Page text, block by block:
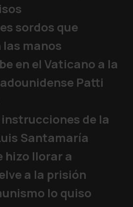
sordos que
manos
en el Vaticano a la
Patti
de la
Santamaría
hizo llorar a
a la prisión
lo quiso